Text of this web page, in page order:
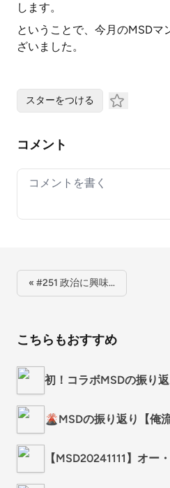
します。
ということで、今月のMSDマ
ざいました。
スターをつける
コメント
Your comment
« #251 政治に興味…
こちらもおすすめ
初！コラボMSDの振り返
🌋MSDの振り返り【俺
【MSD20241111】オー